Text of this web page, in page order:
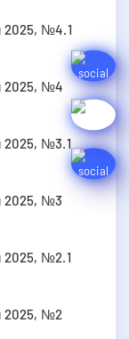
2025, №4.1
2025, №4
2025, №3.1
2025, №3
2025, №2.1
2025, №2